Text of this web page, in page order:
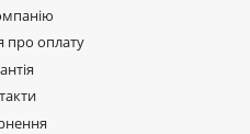
про оплату